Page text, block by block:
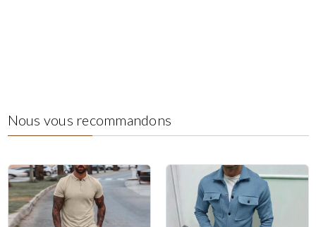
Nous vous recommandons